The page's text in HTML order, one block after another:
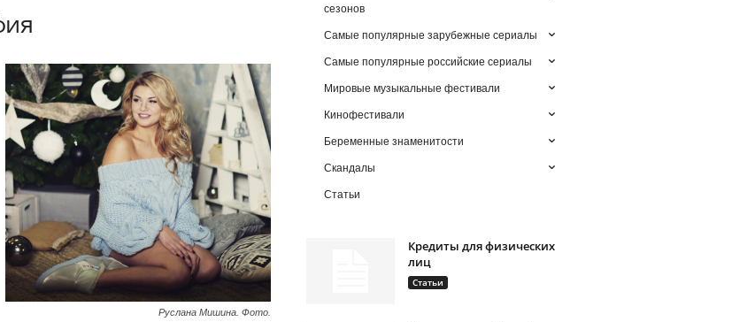
Руслана Мишина. Фото.
сезонов
Самые популярные зарубежные сериалы
Самые популярные российские сериалы
Мировые музыкальные фестивали
Кинофестивали
Беременные знаменитости
Скандалы
Статьи
Кредиты для физических
лиц
Статьи